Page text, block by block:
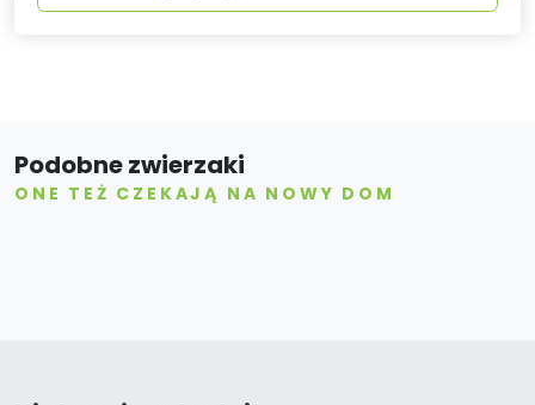
Podobne zwierzaki
ONE TEŻ CZEKAJĄ NA NOWY DOM